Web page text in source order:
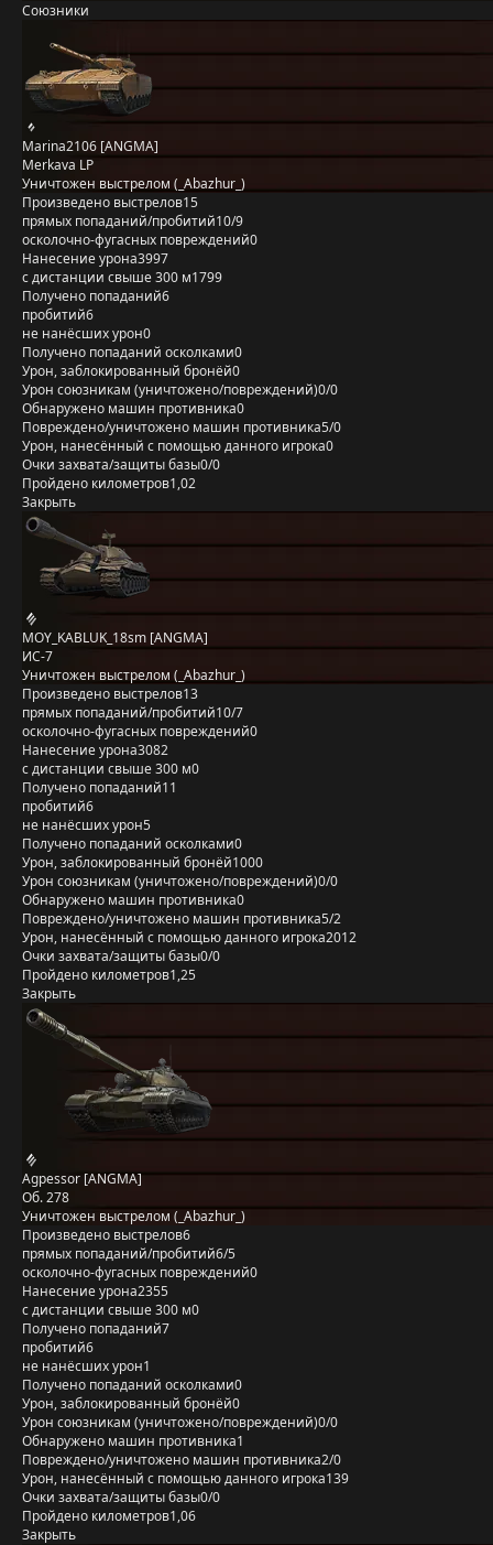
Союзники
Marina2106 [ANGMA]
Merkava LP
Уничтожен выстрелом (_Abazhur_)
Произведено выстрелов15
прямых попаданий/пробитий10/9
осколочно-фугасных повреждений0
Нанесение урона3997
с дистанции свыше 300 м1799
Получено попаданий6
пробитий6
не нанёсших урон0
Получено попаданий осколками0
Урон, заблокированный бронёй0
Урон союзникам (уничтожено/повреждений)0/0
Обнаружено машин противника0
Повреждено/уничтожено машин противника5/0
Урон, нанесённый с помощью данного игрока0
Очки захвата/защиты базы0/0
Пройдено километров1,02
Закрыть
MOY_KABLUK_18sm [ANGMA]
ИС-7
Уничтожен выстрелом (_Abazhur_)
Произведено выстрелов13
прямых попаданий/пробитий10/7
осколочно-фугасных повреждений0
Нанесение урона3082
с дистанции свыше 300 м0
Получено попаданий11
пробитий6
не нанёсших урон5
Получено попаданий осколками0
Урон, заблокированный бронёй1000
Урон союзникам (уничтожено/повреждений)0/0
Обнаружено машин противника0
Повреждено/уничтожено машин противника5/2
Урон, нанесённый с помощью данного игрока2012
Очки захвата/защиты базы0/0
Пройдено километров1,25
Закрыть
Agpessor [ANGMA]
Об. 278
Уничтожен выстрелом (_Abazhur_)
Произведено выстрелов6
прямых попаданий/пробитий6/5
осколочно-фугасных повреждений0
Нанесение урона2355
с дистанции свыше 300 м0
Получено попаданий7
пробитий6
не нанёсших урон1
Получено попаданий осколками0
Урон, заблокированный бронёй0
Урон союзникам (уничтожено/повреждений)0/0
Обнаружено машин противника1
Повреждено/уничтожено машин противника2/0
Урон, нанесённый с помощью данного игрока139
Очки захвата/защиты базы0/0
Пройдено километров1,06
Закрыть